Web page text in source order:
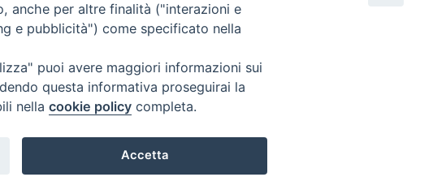
anche per altre finalità ("interazioni e
e pubblicità") come specificato nella
puoi avere maggiori informazioni sui
questa informativa proseguirai la
nella cookie policy completa.
Accetta